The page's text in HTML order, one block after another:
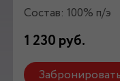
Состав: 100% п/э
1 230 руб.
Забронировать